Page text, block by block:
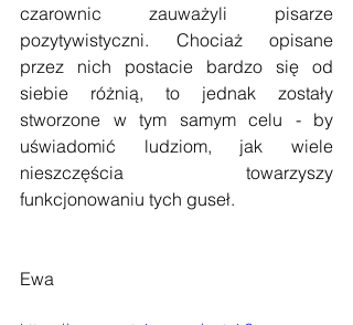
czarownic zauważyli pisarze
pozytywistyczni. Chociaż opisane
przez nich postacie bardzo się od
siebie różnią, to jednak zostały
stworzone w tym samym celu - by
uświadomić ludziom, jak wiele
nieszczęścia towarzyszy
funkcjonowaniu tych guseł.
Ewa